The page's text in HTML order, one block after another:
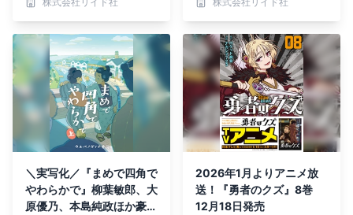
＼実写化／『まめで四角で
やわらかで』柳葉敏郎、大
原優乃、本島純政ほか豪華
2026年1月よりアニメ放
送！『勇者のクズ』8巻
12月18日発売